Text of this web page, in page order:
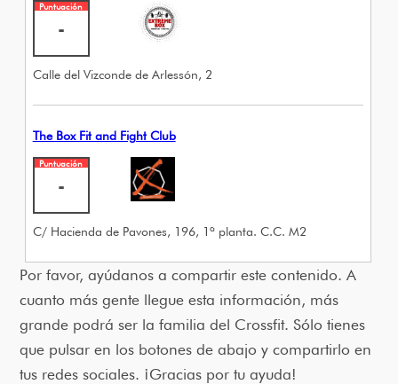
Puntuación
-
Calle del Vizconde de Arlessón, 2
The Box Fit and Fight Club
Puntuación
-
C/ Hacienda de Pavones, 196, 1ª planta. C.C. M2
Por favor, ayúdanos a compartir este contenido. A
cuanto más gente llegue esta información, más
grande podrá ser la familia del Crossfit. Sólo tienes
que pulsar en los botones de abajo y compartirlo en
tus redes sociales. ¡Gracias por tu ayuda!